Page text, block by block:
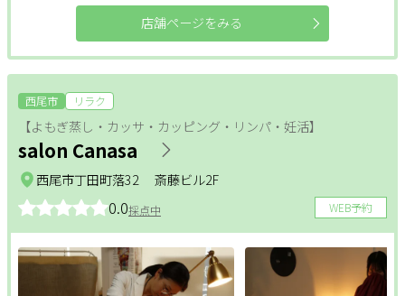
店舗ページをみる
西尾市 リラク
【よもぎ蒸し・カッサ・カッピング・リンパ・妊活】
salon Canasa
WEB予約
0.0採点中
西尾市丁田町落32 斎藤ビル2F